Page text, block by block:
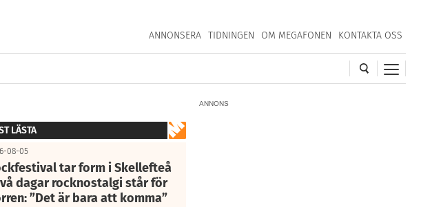
ANNONSERA TIDNINGEN OM MEGAFONEN KONTAKTA OSS
ANNONS
LÄSTA
08-05
tar form i Skellefteå
dagar rocknostalgi står för
”Det är bara att komma”